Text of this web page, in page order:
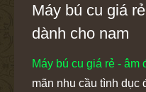
Máy bú cu giá
dành cho nam
Máy bú cu giá rẻ - âm
mãn nhu cầu tình dục